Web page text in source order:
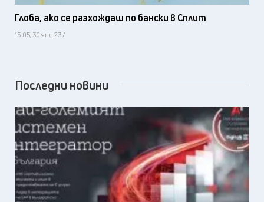
Глоба, ако се разхождаш по бански в Сплит
15:05, 30 яну 23 /
Последни новини